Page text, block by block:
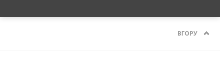
ВГОРУ